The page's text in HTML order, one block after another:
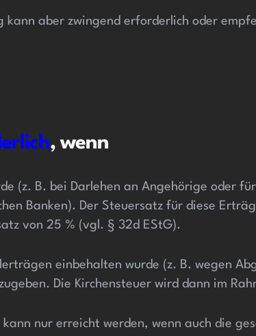
aber zwingend erforderlich oder
, wenn
(z. B. bei Darlehen an Angehörige oder
Banken). Der Steuersatz für diese
von 25 % (vgl. § 32d EStG).
einbehalten wurde (z. B. wegen
Die Kirchensteuer wird dann im
nur erreicht werden, wenn auch die